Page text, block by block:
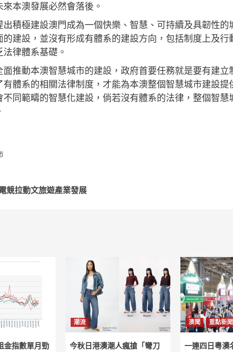
本澳發展必然會落後。
出積極建設澳門成為一個快樂、智慧、可持續及具韌性的
的建設，並沒有形成有體系的建設方向，包括制度上及行
律體系基礎。
面推動本澳智慧城市的建設，政府首要任務就是要有建立
有體系的相關法律制度，才能為本澳整個智慧城市建設
不同範疇的智慧化建設，倘若沒有體系的法律，整個智慧
競拉動文旅遊產業發展
金指數單月勁
潮流
今秋日港澳潮人瘋搶「彎刀
澳聞 重點新聞
一連四日粵澳